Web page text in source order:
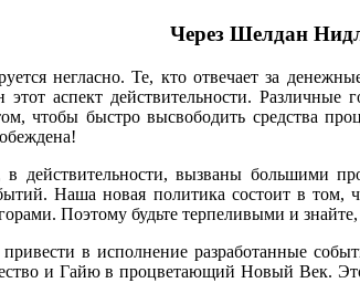
Через Шелдан
негласно. Те, кто отвечает за
этот аспект действительности.
чтобы быстро высвободить средства
действительности, вызваны большими
Наша новая политика состоит в
Поэтому будьте терпеливыми и
в исполнение разработанные
и Гайю в процветающий Новый Век.